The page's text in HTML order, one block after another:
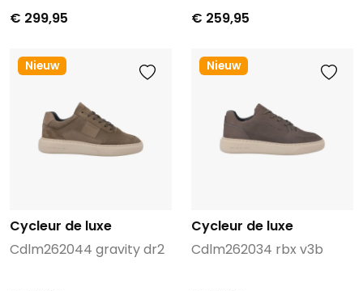
€ 299,95
€ 259,95
Nieuw
Cycleur de luxe
Cdlm262044 gravity dr2
Nieuw
Cycleur de luxe
Cdlm262034 rbx v3b